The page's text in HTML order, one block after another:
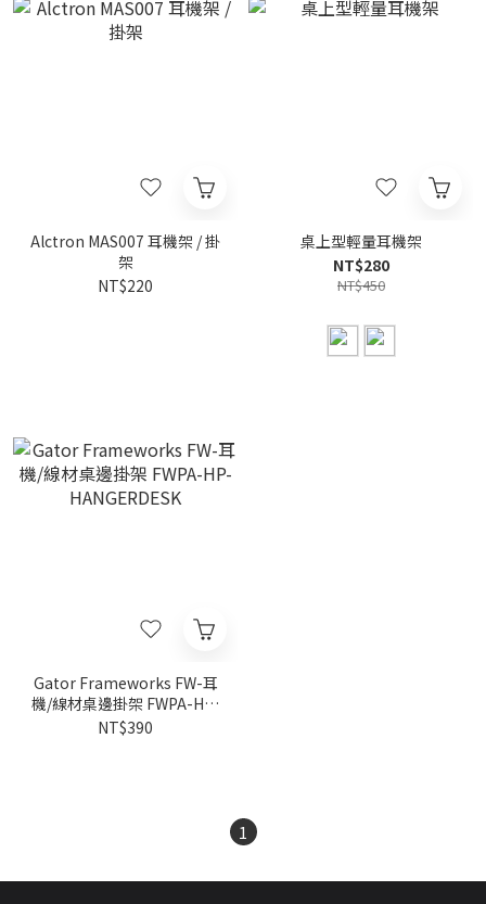
Alctron MAS007 耳機架 / 掛
架
NT$220
桌上型輕量耳機架
NT$280
NT$450
Gator Frameworks FW-耳
機/線材桌邊掛架 FWPA-HP-
HANGERDESK
NT$390
1